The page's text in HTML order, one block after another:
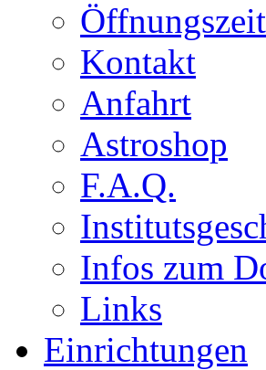
Kontakt
Anfahrt
Astroshop
F.A.Q.
Infos zum
Links
Einrichtungen